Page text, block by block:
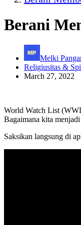
Berani
Melki
Religiusitas &
March 27, 2022
World Watch List
Bagaimana kita
Saksikan langsung di